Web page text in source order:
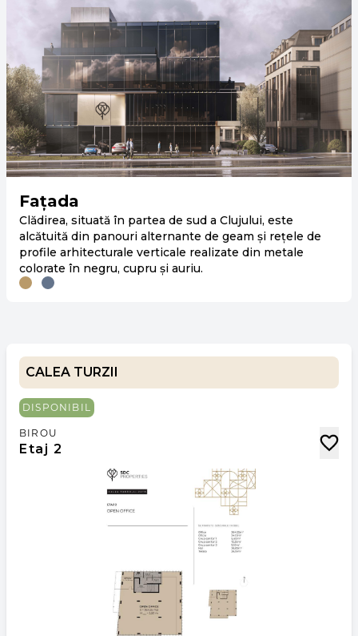
Tehnologie
Tehnologia touchless a fost adoptată prin dispozitive
IR, în timp ce accesul la clădire și spațiile de birouri va
fi disponibil prin tehnologiile Blue-tooth și NFC. În
plus, se va obține o calitate maximă a aerului în clădire,
deoarece unitățile de tratare a aerului vor fi echipate
CALEA TURZII